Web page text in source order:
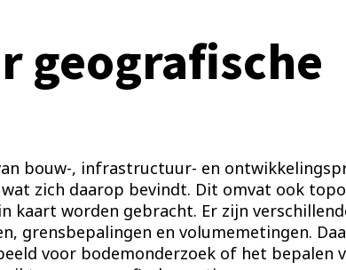
geografische
bouw-, infrastructuur- en
zich daarop bevindt. Dit omvat ook
in kaart worden gebracht. Er zijn
grensbepalingen en volumemetingen.
voor bodemonderzoek of het bepalen